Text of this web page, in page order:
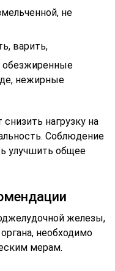
не
варить,
обезжиренные
нежирные
нагрузку на
Соблюдение
улучшить общее
железы,
необходимо
мерам.